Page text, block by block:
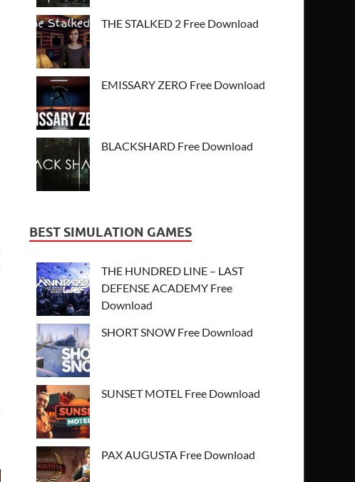
THE STALKED 2 Free Download
EMISSARY ZERO Free Download
BLACKSHARD Free Download
BEST SIMULATION GAMES
THE HUNDRED LINE – LAST
DEFENSE ACADEMY Free
Download
SHORT SNOW Free Download
SUNSET MOTEL Free Download
PAX AUGUSTA Free Download